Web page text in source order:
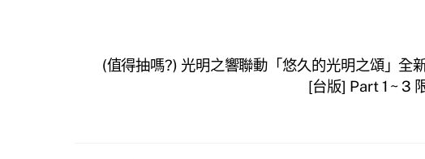
(值得抽嗎?) 光明之響聯動「悠久的光明之頌」全
[台版] Part 1 ~ 3